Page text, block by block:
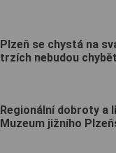
Plzeň se chystá na
trzích nebudou
Regionální dobroty a
Muzeum jižního